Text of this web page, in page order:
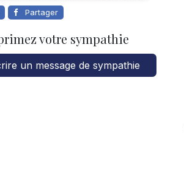
Partager
votre sympathie
un message de sympathie